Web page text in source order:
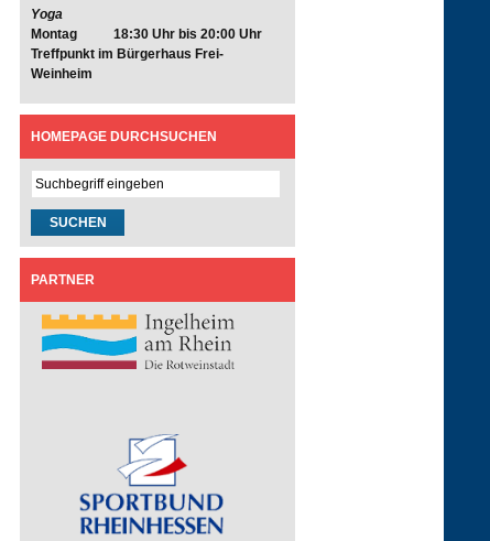
Yoga
Montag 18:30 Uhr bis 20:00 Uhr
Treffpunkt im Bürgerhaus Frei-
Weinheim
HOMEPAGE DURCHSUCHEN
PARTNER